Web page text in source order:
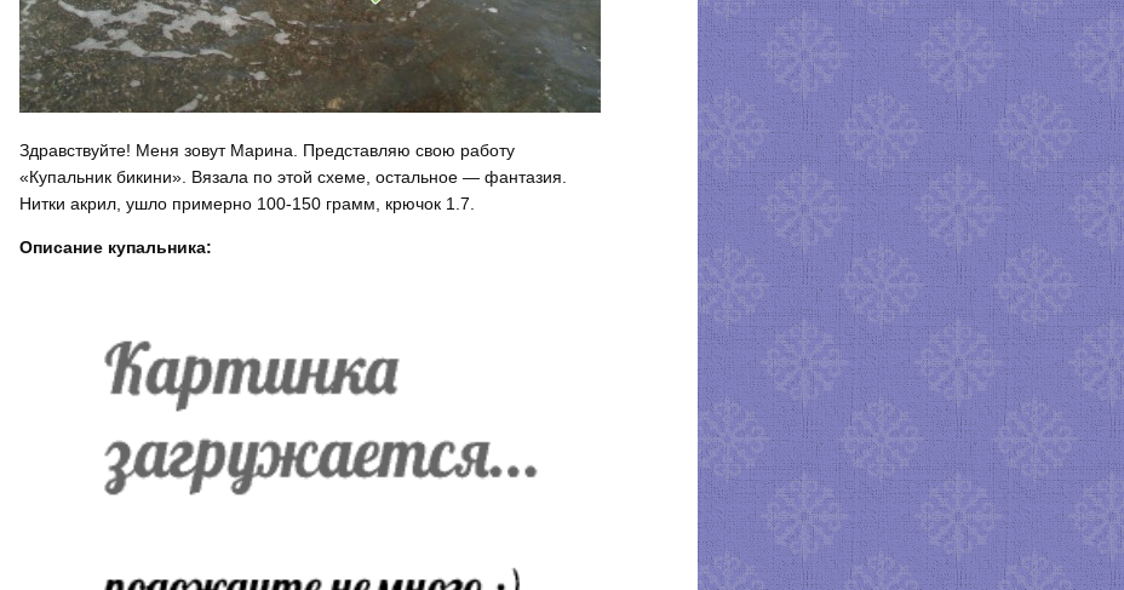
Здравствуйте! Меня зовут Марина. Представляю свою работу
«Купальник бикини». Вязала по этой схеме, остальное — фантазия.
Нитки акрил, ушло примерно 100-150 грамм, крючок 1.7.
Описание купальника: